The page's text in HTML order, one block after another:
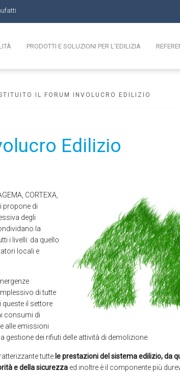
PRODOTTI E SOLUZIONI PER L'EDILIZIA
IL FORUM INVOLUCRO EDILIZIO
Edilizio
CORTEXA,
propone di
degli
la
i livelli: da quello
locali e
di tutte
queste il settore
consumi di
alle emissioni
gestione dei rifiuti delle attività di demolizione.
tutte le prestazioni del sistema edilizio, da
e della sicurezza ed inoltre è il componente più